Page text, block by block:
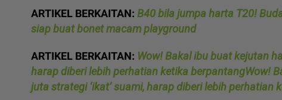
ARTIKEL BERKAITAN: B40 bila jumpa harta T20!
siap buat bonet macam playground
ARTIKEL BERKAITAN: Wow! Bakal ibu buat kejutan
harap diberi lebih perhatian ketika berpantangWow!
juta strategi ‘ikat’ suami, harap diberi lebih perhatian